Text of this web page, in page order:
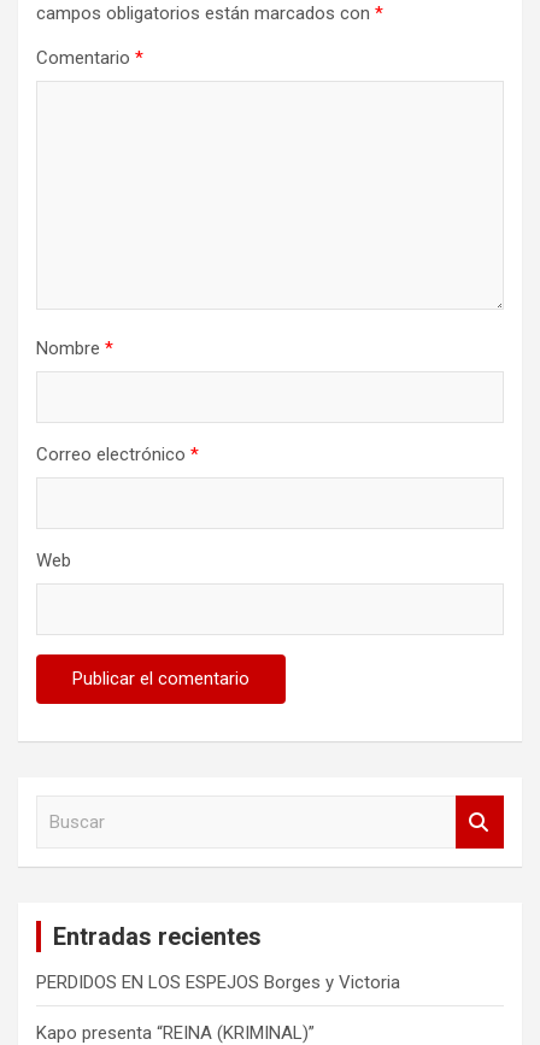
campos obligatorios están marcados con *
Comentario *
Nombre *
Correo electrónico *
Web
Entradas recientes
PERDIDOS EN LOS ESPEJOS Borges y Victoria
Kapo presenta “REINA (KRIMINAL)”